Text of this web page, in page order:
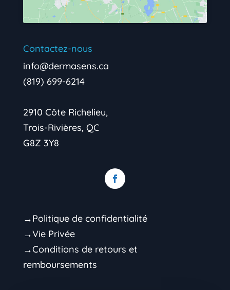
Contactez-nous
info@dermasens.ca
(819) 699-6214
2910 Côte Richelieu,
Trois-Rivières, QC
G8Z 3Y8
→Politique de confidentialité
→Vie Privée
→Conditions de retours et
remboursements